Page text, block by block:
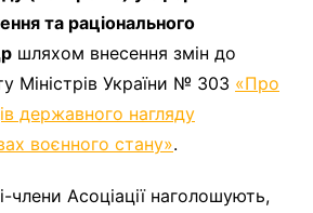
та раціонального
шляхом внесення змін до
Міністрів України № 303 «Про
державного нагляду
воєнного стану».
члени Асоціації наголошують,